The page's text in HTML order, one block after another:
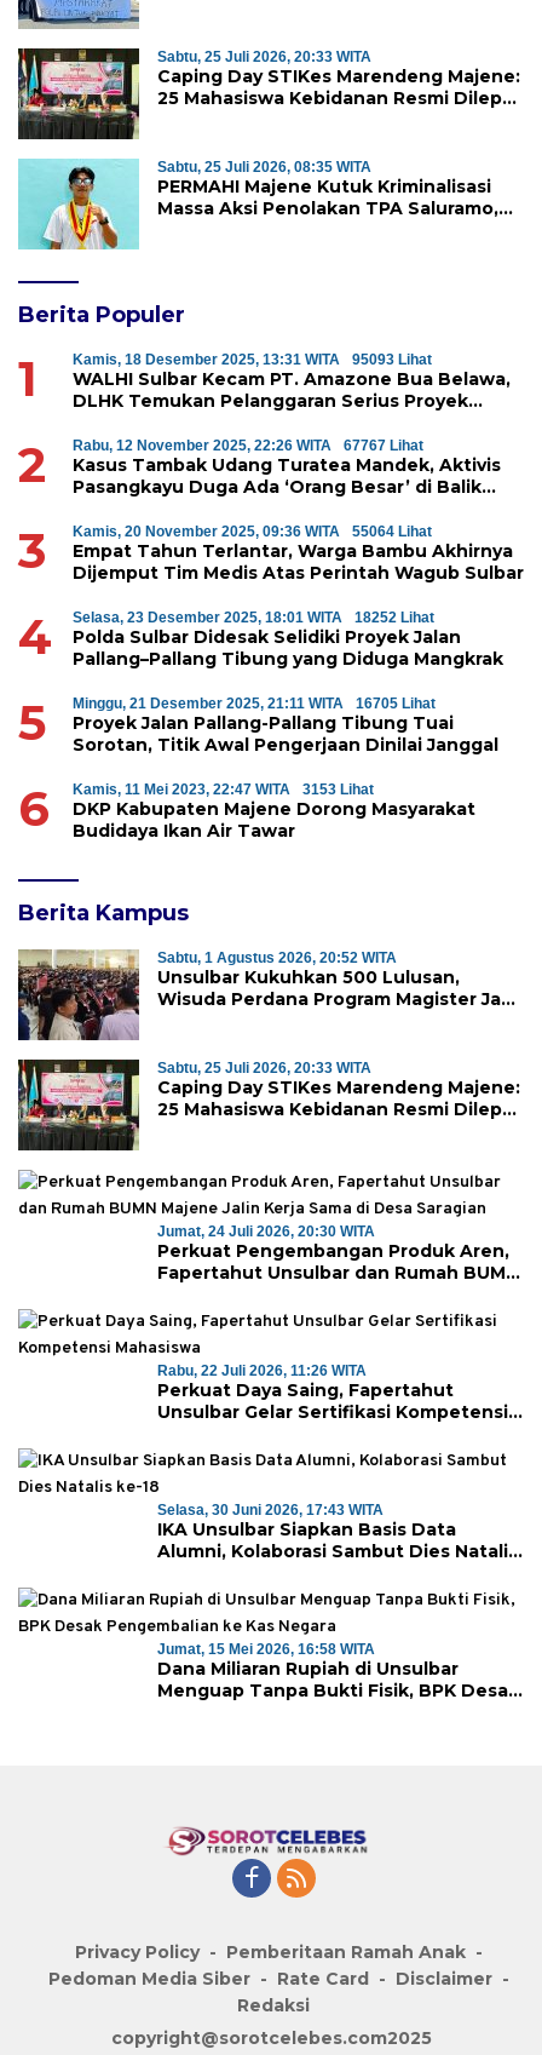
Sabtu, 25 Juli 2026, 20:33 WITA
Caping Day STIKes Marendeng Majene:
25 Mahasiswa Kebidanan Resmi Dilepas
Sabtu, 25 Juli 2026, 08:35 WITA
PERMAHI Majene Kutuk Kriminalisasi
Massa Aksi Penolakan TPA Saluramo,
Berita Populer
1 Kamis, 18 Desember 2025, 13:31 WITA 95093 Lihat
WALHI Sulbar Kecam PT. Amazone Bua Belawa,
DLHK Temukan Pelanggaran Serius Proyek
2 Rabu, 12 November 2025, 22:26 WITA 67767 Lihat
Kasus Tambak Udang Turatea Mandek, Aktivis
Pasangkayu Duga Ada ‘Orang Besar’ di Balik
3 Kamis, 20 November 2025, 09:36 WITA 55064 Lihat
Empat Tahun Terlantar, Warga Bambu Akhirnya
Dijemput Tim Medis Atas Perintah Wagub Sulbar
4 Selasa, 23 Desember 2025, 18:01 WITA 18252 Lihat
Polda Sulbar Didesak Selidiki Proyek Jalan
Pallang–Pallang Tibung yang Diduga Mangkrak
5 Minggu, 21 Desember 2025, 21:11 WITA 16705 Lihat
Proyek Jalan Pallang-Pallang Tibung Tuai
Sorotan, Titik Awal Pengerjaan Dinilai Janggal
6 Kamis, 11 Mei 2023, 22:47 WITA 3153 Lihat
DKP Kabupaten Majene Dorong Masyarakat
Budidaya Ikan Air Tawar
Berita Kampus
Sabtu, 1 Agustus 2026, 20:52 WITA
Unsulbar Kukuhkan 500 Lulusan,
Wisuda Perdana Program Magister Jadi
Sabtu, 25 Juli 2026, 20:33 WITA
Caping Day STIKes Marendeng Majene:
25 Mahasiswa Kebidanan Resmi Dilepas
Jumat, 24 Juli 2026, 20:30 WITA
Perkuat Pengembangan Produk Aren,
Fapertahut Unsulbar dan Rumah BUMN
Saragian
Rabu, 22 Juli 2026, 11:26 WITA
Perkuat Daya Saing, Fapertahut
Unsulbar Gelar Sertifikasi Kompetensi
Selasa, 30 Juni 2026, 17:43 WITA
IKA Unsulbar Siapkan Basis Data
Alumni, Kolaborasi Sambut Dies Natalis
Jumat, 15 Mei 2026, 16:58 WITA
Dana Miliaran Rupiah di Unsulbar
Menguap Tanpa Bukti Fisik, BPK Desak
Privacy Policy
Pemberitaan Ramah Anak
Pedoman Media Siber
Rate Card
Disclaimer
Redaksi
copyright@sorotcelebes.com2025